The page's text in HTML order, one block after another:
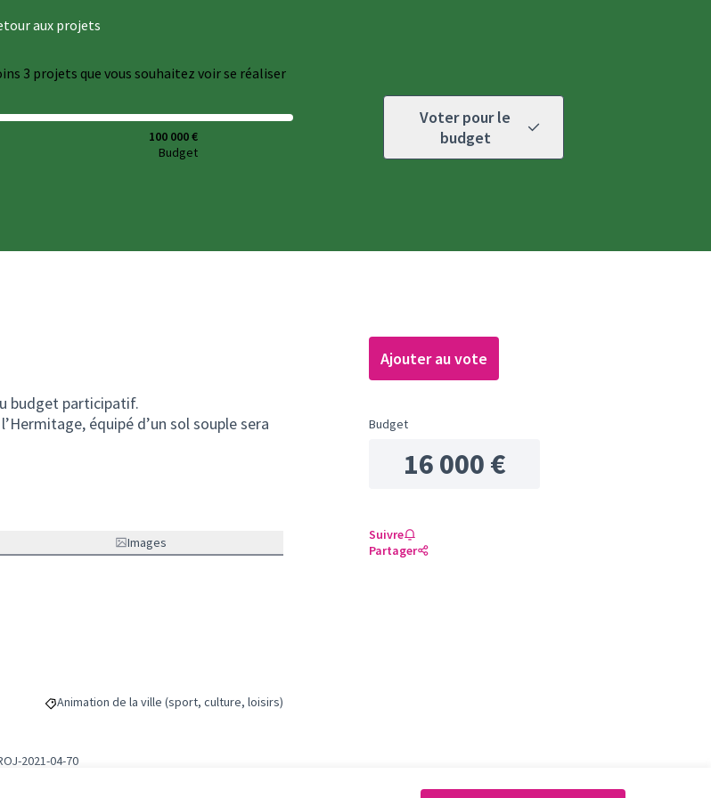
aux projets
3 projets que vous souhaitez voir se réaliser
100 000 €
Budget
Voter pour le
budget
budget participatif.
équipé d’un sol souple sera
Images
Filtrer les résultats de la catégorie : Animation de la ville (sport, culture, loisirs)
Animation de la ville (sport, culture, loisirs)
Ajouter au vote
Budget
16 000 €
Suivre
Partager
2021-04-70